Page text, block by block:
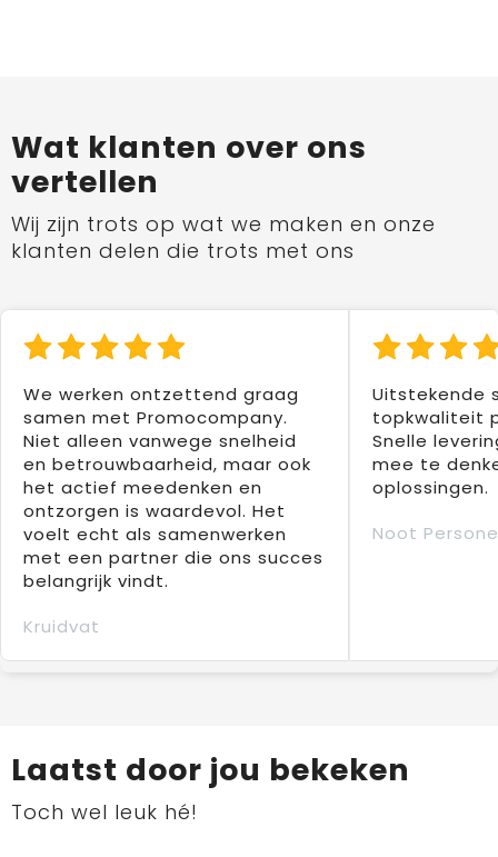
Wat klanten over ons
vertellen
Wij zijn trots op wat we maken en onze
klanten delen die trots met ons
We werken ontzettend graag
samen met Promocompany.
Niet alleen vanwege snelheid
en betrouwbaarheid, maar ook
het actief meedenken en
ontzorgen is waardevol. Het
voelt echt als samenwerken
met een partner die ons succes
belangrijk vindt.
Kruidvat
Uitstekende
topkwaliteit
Snelle
mee te
oplossingen.
Noot
Laatst door jou bekeken
Toch wel leuk hé!